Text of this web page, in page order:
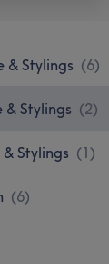
& Stylings (6)
Stylings (2)
Stylings (1)
(6)